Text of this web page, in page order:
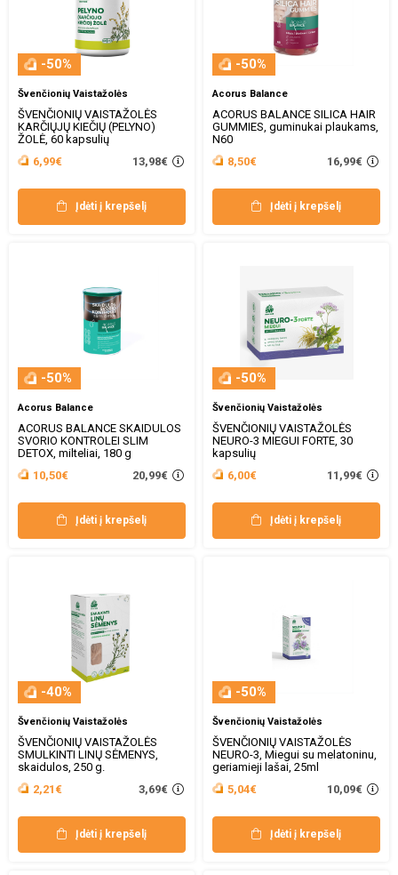
-50%
Švenčionių Vaistažolės
ŠVENČIONIŲ VAISTAŽOLĖS
KARČIŲJŲ KIEČIŲ (PELYNO)
ŽOLĖ, 60 kapsulių
6,99€
13,98€
Įdėti į krepšelį
-50%
Acorus Balance
ACORUS BALANCE SILICA HAIR
GUMMIES, guminukai plaukams,
N60
8,50€
16,99€
Įdėti į krepšelį
-50%
Acorus Balance
ACORUS BALANCE SKAIDULOS
SVORIO KONTROLEI SLIM
DETOX, milteliai, 180 g
10,50€
20,99€
Įdėti į krepšelį
-50%
Švenčionių Vaistažolės
ŠVENČIONIŲ VAISTAŽOLĖS
NEURO-3 MIEGUI FORTE, 30
kapsulių
6,00€
11,99€
Įdėti į krepšelį
-40%
Švenčionių Vaistažolės
ŠVENČIONIŲ VAISTAŽOLĖS
SMULKINTI LINŲ SĖMENYS,
skaidulos, 250 g.
2,21€
3,69€
Įdėti į krepšelį
-50%
Švenčionių Vaistažolės
ŠVENČIONIŲ VAISTAŽOLĖS
NEURO-3, Miegui su melatoninu,
geriamieji lašai, 25ml
5,04€
10,09€
Įdėti į krepšelį